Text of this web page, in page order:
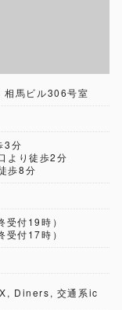
馬ビル306号室
3分
より徒歩2分
歩8分
付19時）
付17時）
Diners, 交通系ic